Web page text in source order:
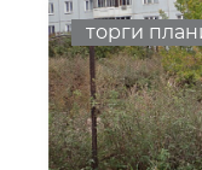
торги